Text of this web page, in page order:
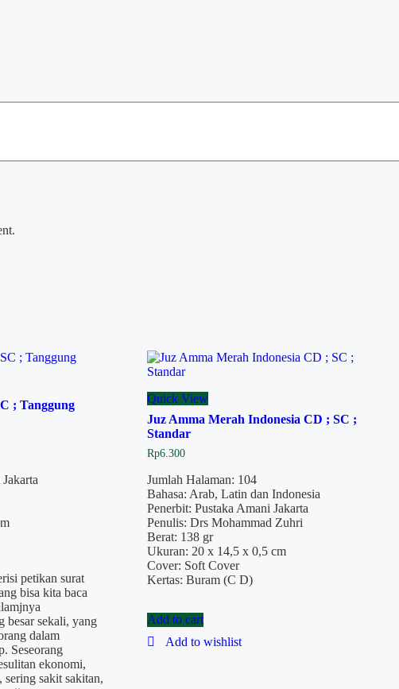
; Tanggung
petikan surat
bisa kita baca
besar sekali, yang
dalam
Seseorang
ekonomi,
sakit sakitan,
Quick View
Juz Amma Merah Indonesia CD ; SC ;
Standar
Rp6.300
Jumlah Halaman: 104
Bahasa: Arab, Latin dan Indonesia
Penerbit: Pustaka Amani Jakarta
Penulis: Drs Mohammad Zuhri
Berat: 138 gr
Ukuran: 20 x 14,5 x 0,5 cm
Cover: Soft Cover
Kertas: Buram (C D)
Add to cart
Add to wishlist